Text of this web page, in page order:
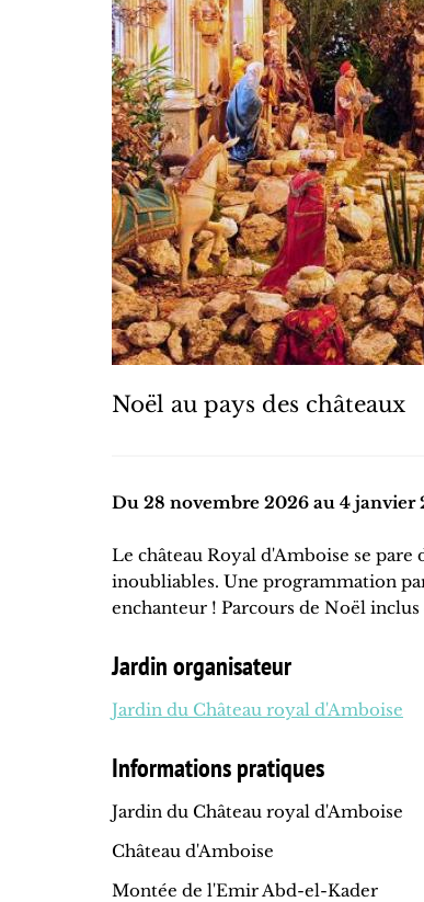
Noël au pays des châteaux
Du 28 novembre 2026 au 4 janvier
Le château Royal d'Amboise se
inoubliables. Une programmation
enchanteur ! Parcours de Noël
Jardin organisateur
Jardin du Château royal d'Amboise
Informations pratiques
Jardin du Château royal d'Amboise
Château d'Amboise
Montée de l'Emir Abd-el-Kader